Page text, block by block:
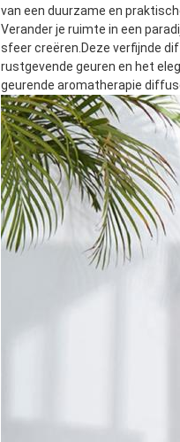
van een duurzame en
Verander je ruimte in een
sfeer creëren.Deze verfijnde
rustgevende geuren en het
geurende aromatherapie